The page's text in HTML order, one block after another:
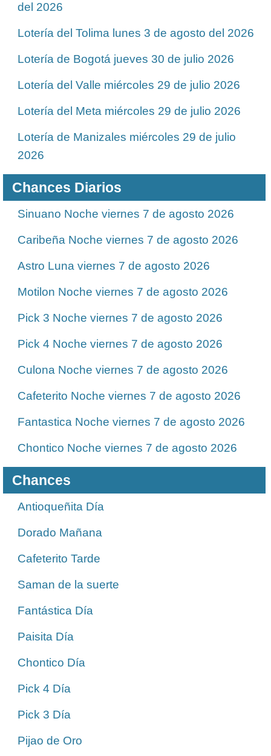
del 2026
Lotería del Tolima lunes 3 de agosto del 2026
Lotería de Bogotá jueves 30 de julio 2026
Lotería del Valle miércoles 29 de julio 2026
Lotería del Meta miércoles 29 de julio 2026
Lotería de Manizales miércoles 29 de julio
2026
Chances Diarios
Sinuano Noche viernes 7 de agosto 2026
Caribeña Noche viernes 7 de agosto 2026
Astro Luna viernes 7 de agosto 2026
Motilon Noche viernes 7 de agosto 2026
Pick 3 Noche viernes 7 de agosto 2026
Pick 4 Noche viernes 7 de agosto 2026
Culona Noche viernes 7 de agosto 2026
Cafeterito Noche viernes 7 de agosto 2026
Fantastica Noche viernes 7 de agosto 2026
Chontico Noche viernes 7 de agosto 2026
Chances
Antioqueñita Día
Dorado Mañana
Cafeterito Tarde
Saman de la suerte
Fantástica Día
Paisita Día
Chontico Día
Pick 4 Día
Pick 3 Día
Pijao de Oro